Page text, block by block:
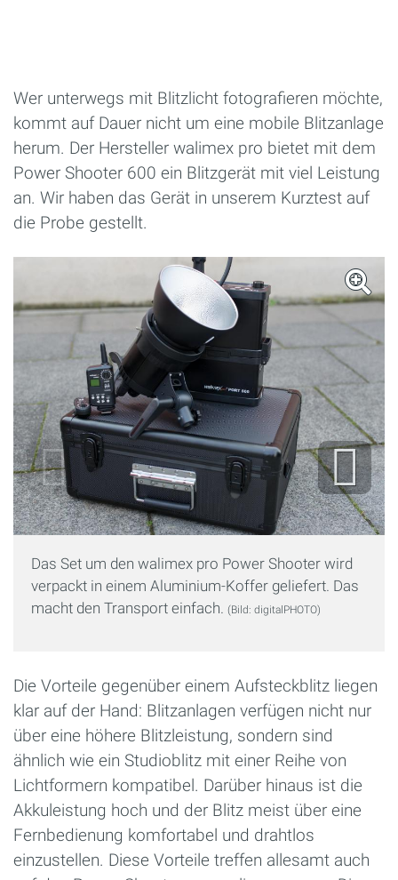
Wer unterwegs mit Blitzlicht fotografieren möchte,
kommt auf Dauer nicht um eine mobile Blitzanlage
herum. Der Hersteller walimex pro bietet mit dem
Power Shooter 600 ein Blitzgerät mit viel Leistung
an. Wir haben das Gerät in unserem Kurztest auf
die Probe gestellt.
Das Set um den walimex pro Power Shooter wird
verpackt in einem Aluminium-Koffer geliefert. Das
macht den Transport einfach. (Bild: digitalPHOTO)
Die Vorteile gegenüber einem Aufsteckblitz liegen
klar auf der Hand: Blitzanlagen verfügen nicht nur
über eine höhere Blitzleistung, sondern sind
ähnlich wie ein Studioblitz mit einer Reihe von
Lichtformern kompatibel. Darüber hinaus ist die
Akkuleistung hoch und der Blitz meist über eine
Fernbedienung komfortabel und drahtlos
einzustellen. Diese Vorteile treffen allesamt auch